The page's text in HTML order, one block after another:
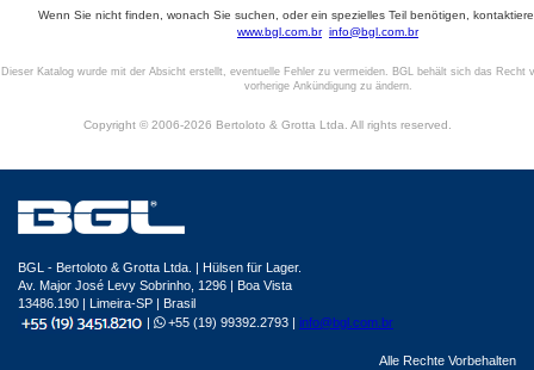
Wenn Sie nicht finden, wonach Sie suchen, oder ein spezielles Teil benötigen,
www.bgl.com.br info@bgl.com.br
Dieser Katalog wurde mit der Absicht erstellt, eventuelle Fehler zu vermeiden. BGL behält sich das Recht
vorherige Ankündigung zu ändern.
Copyright © 2006-2026 Bertoloto & Grotta Ltda. All rights reserved.
BGL - Bertoloto & Grotta Ltda. | Hülsen für Lager.
Av. Major José Levy Sobrinho, 1296 | Boa Vista
13486.190 | Limeira-SP | Brasil
|
+55 (19) 99392.2793 | info@bgl.com.br
Alle Rechte Vorbehalten